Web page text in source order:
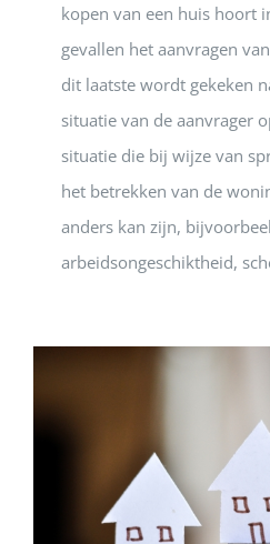
kopen van een huis hoort
gevallen het aanvragen
dit laatste wordt gekeken
situatie van de aanvrager
situatie die bij wijze van
het betrekken van de
anders kan zijn,
arbeidsongeschiktheid,